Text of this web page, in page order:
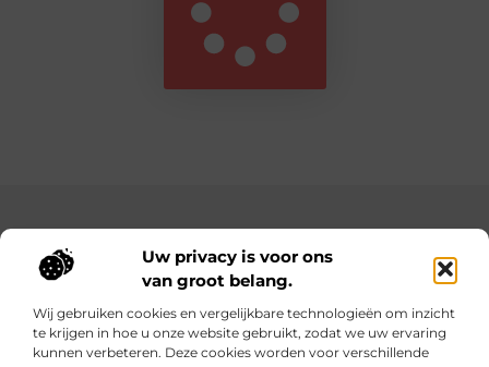
Uw privacy is voor ons
van groot belang.
Wij gebruiken cookies en vergelijkbare technologieën om inzicht
te krijgen in hoe u onze website gebruikt, zodat we uw ervaring
kunnen verbeteren. Deze cookies worden voor verschillende
Main Links
Dagelijks verse content op Teazy.nl